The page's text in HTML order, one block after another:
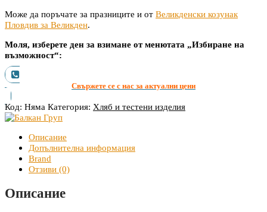
Може да поръчате за празниците и от Великденски козунак
Пловдив за Великден.
Моля, изберете ден за взимане от менютата „Избиране на
възможност“:
Свържете се с нас за актуални цени
Код: Няма Категория: Хляб и тестени изделия
Описание
Допълнителна информация
Brand
Отзиви (0)
Описание